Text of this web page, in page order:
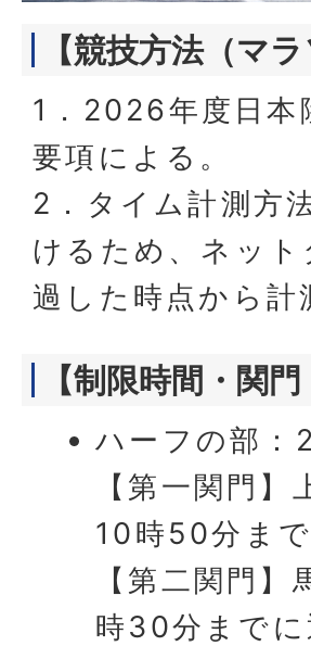
【競技方法（マ
1．2026年度日本
要項による。
2．タイム計測方
けるため、ネッ
過した時点から
【制限時間・関
ハーフの部：
【第一関門
10時50分ま
【第二関門
時30分までに